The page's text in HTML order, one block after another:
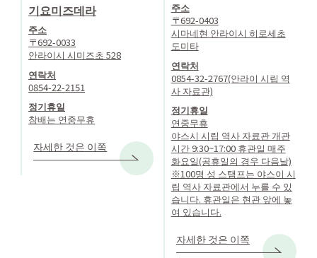
기요미즈데라
주소
〒692-0033
안라이시 시미즈초 528
연락처
0854-22-2151
정기휴일
참배는 연중무휴
자세한 것은 이쪽
주소
〒692-0403
시마네현 안라이시 히로세초
도미타
연락처
0854-32-2767(안라이 시립 역
사 자료관)
정기휴일
연중무휴
야스시 시립 역사 자료관 개관
시간 9:30~17:00 휴관일 매주
화요일(공휴일의 경우 다음날)
※100명 성 스탬프는 야스이 시
립 역사 자료관에서 누를 수 있
습니다. 휴관일은 현관 앞에 놓
여 있습니다.
자세한 것은 이쪽